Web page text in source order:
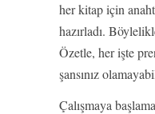
her kitap için
hazırladı.
Özetle, her işte
şansınız
Çalışmaya